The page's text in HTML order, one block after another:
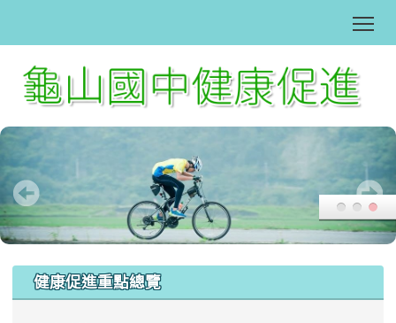
健康促進重點總覽